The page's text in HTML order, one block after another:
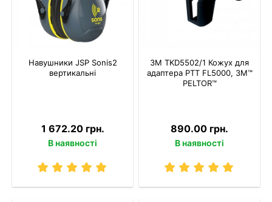
Навушники JSP Sonis2
вертикальні
1 672.20 грн.
В наявності
3M TKD5502/1 Кожух для
адаптера PTT FL5000, 3M™
PELTOR™
890.00 грн.
В наявності